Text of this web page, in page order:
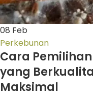
08 Feb
Perkebunan
Cara
yang
Maksimal